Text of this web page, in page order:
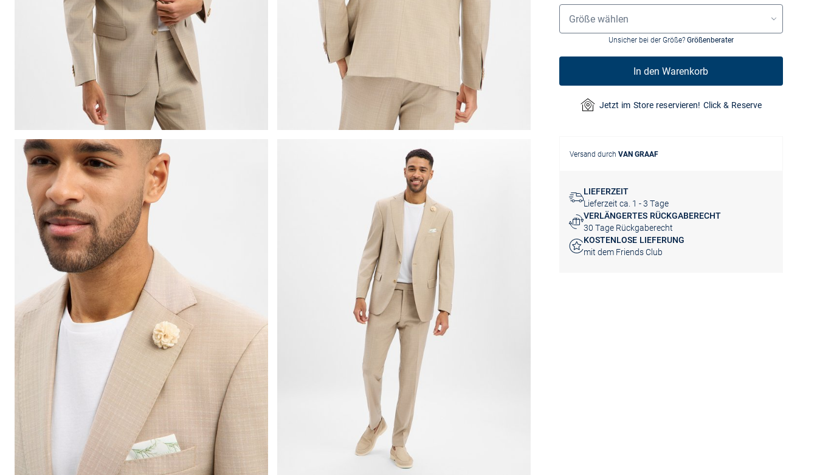
Größenauswahl
Größe wählen
Unsicher bei der Größe? Größenberater
In den Warenkorb
Jetzt im Store reservieren! Click & Reserve
Versand durch VAN GRAAF
LIEFERZEIT
Lieferzeit ca. 1 - 3 Tage
VERLÄNGERTES RÜCKGABERECHT
30 Tage Rückgaberecht
KOSTENLOSE LIEFERUNG
mit dem Friends Club